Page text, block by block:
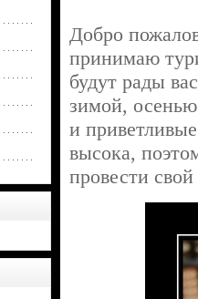
Добро
принимаю
будут рады
зимой, осенью
и
высока,
провести